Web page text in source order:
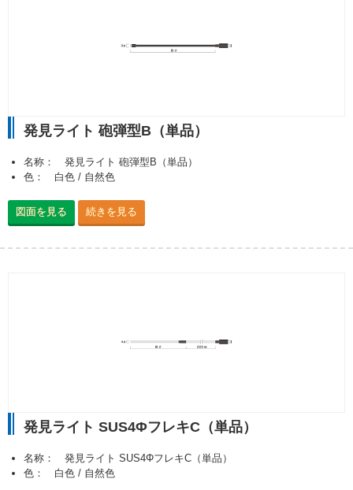
発見ライト 砲弾型B（単品）
名称： 発見ライト 砲弾型B（単品）
色： 白色 / 自然色
図面を見る 続きを見る
発見ライト SUS4ΦフレキC（単品）
名称： 発見ライト SUS4ΦフレキC（単品）
色： 白色 / 自然色